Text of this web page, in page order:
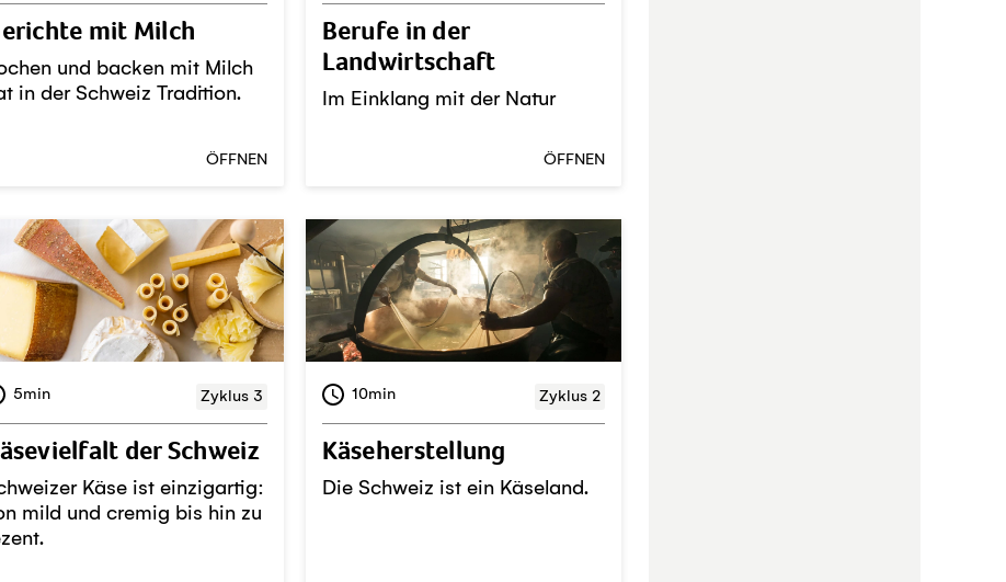
mit Milch
und backen mit Milch
in der Schweiz Tradition.
ÖFFNEN
Berufe in der
Landwirtschaft
Im Einklang mit der Natur
ÖFFNEN
5min Zyklus 3
der Schweiz
Käse ist einzigartig:
mild und cremig bis hin zu
10min Zyklus 2
Käseherstellung
Die Schweiz ist ein Käseland.